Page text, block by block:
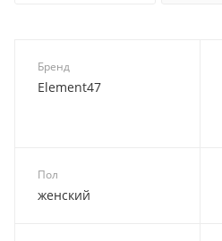
Бренд
Element47
Пол
женский